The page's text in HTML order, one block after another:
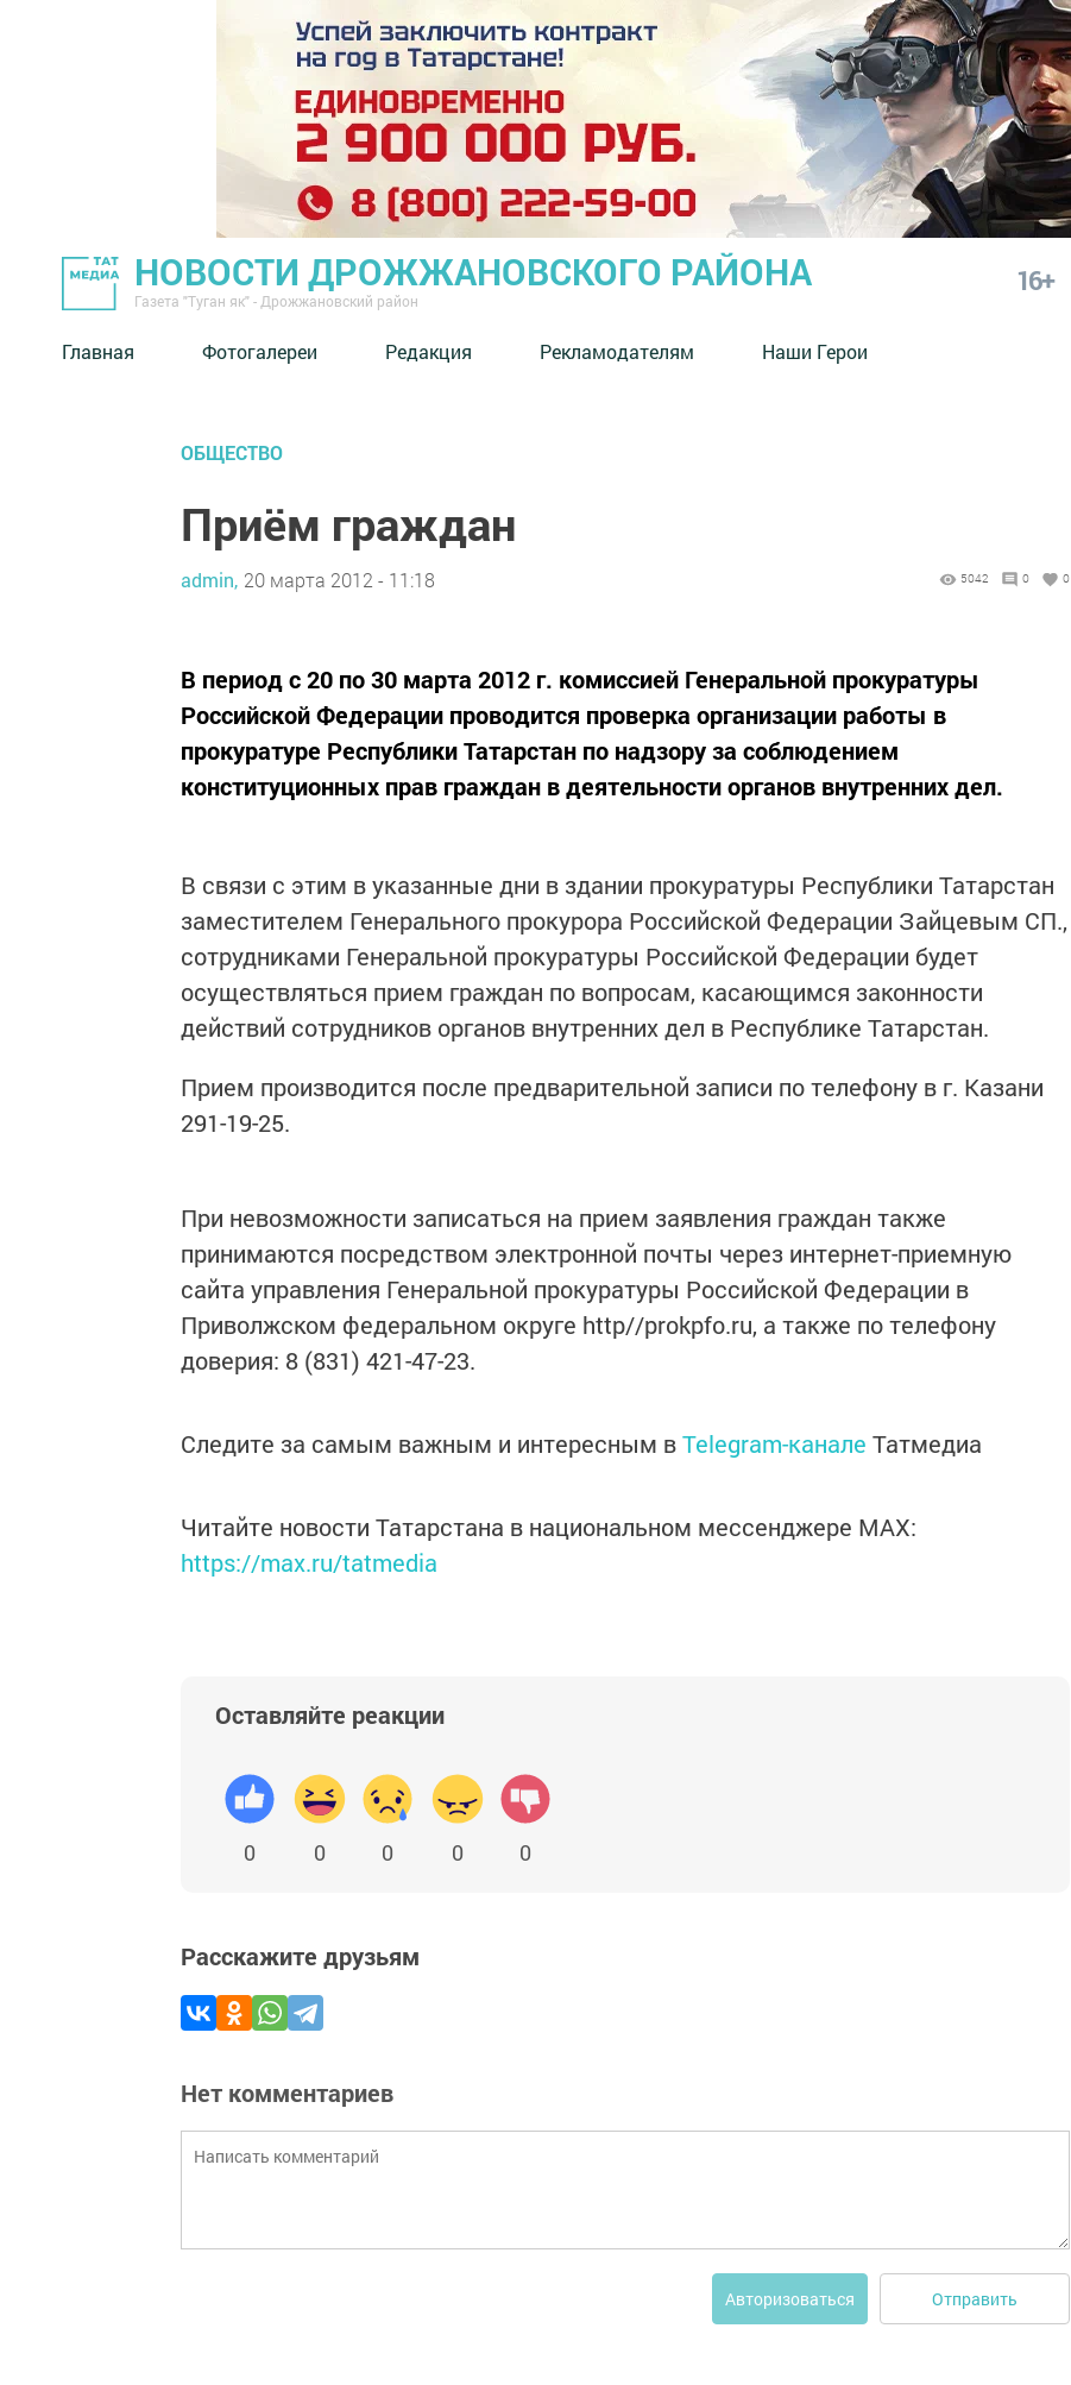
НОВОСТИ ДРОЖЖАНОВСКОГО РАЙОНА
Газета "Туган як" - Дрожжановский район
16+
Главная Фотогалереи Редакция Рекламодателям Наши Герои
ОБЩЕСТВО
Приём граждан
admin, 20 марта 2012 - 11:18 5042 0 0
В период с 20 по 30 марта 2012 г. комиссией Генеральной прокуратуры
Российской Федерации проводится проверка организации работы в
прокуратуре Республики Татарстан по надзору за соблюдением
конституционных прав граждан в деятельности органов внутренних дел.
В связи с этим в указанные дни в здании прокуратуры Республики Татарстан
заместителем Генерального прокурора Российской Федерации Зайцевым СП.,
сотрудниками Генеральной прокуратуры Российской Федерации будет
осуществляться прием граждан по вопросам, касающимся законности
действий сотрудников органов внутренних дел в Республике Татарстан.
Прием производится после предварительной записи по телефону в г. Казани
291-19-25.
При невозможности записаться на прием заявления граждан также
принимаются посредством электронной почты через интернет-приемную
сайта управления Генеральной прокуратуры Российской Федерации в
Приволжском федеральном округе http//рrokpfo.ru, а также по телефону
доверия: 8 (831) 421-47-23.
Следите за самым важным и интересным вTelegram-канале Татмедиа
Читайте новости Татарстана в национальном мессенджере MАХ:
https://max.ru/tatmedia
Оставляйте реакции
0 0 0 0 0
Расскажите друзьям
Нет комментариев
Авторизоваться Отправить